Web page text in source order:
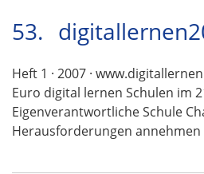
53.
Heft 1 · 2007 ·
Euro digital lernen Schulen im
Eigenverantwortliche Schule
Herausforderungen